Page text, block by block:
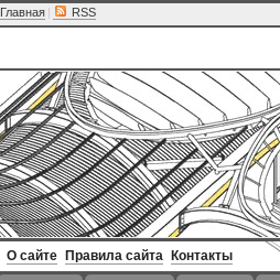
Главная | RSS
О сайте Правила сайта Контакты